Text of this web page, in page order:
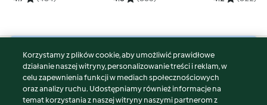
© Copyright 2026
Warunki korzystania
Polityka prywatności
Korzystamy z plików cookie, aby umożliwić prawidłowe
działanie naszej witryny, personalizowanie treści i reklam, w
celu zapewnienia funkcji w mediach społecznościowych
oraz analizy ruchu. Udostępniamy również informacje na
temat korzystania z naszej witryny naszymi partnerom z